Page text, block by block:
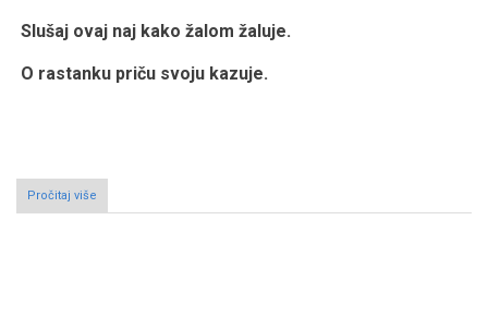
Slušaj ovaj naj kako žalom žaluje.
O rastanku priču svoju kazuje.
Pročitaj više
"Putovanje